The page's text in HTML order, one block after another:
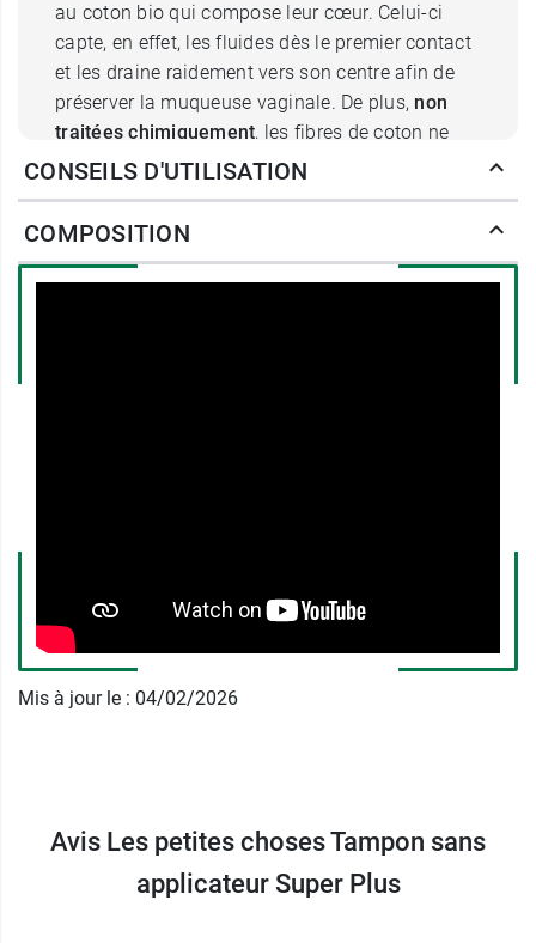
au coton bio qui compose leur cœur. Celui-ci
capte, en effet, les fluides dès le premier contact
et les draine raidement vers son centre afin de
préserver la muqueuse vaginale. De plus, non
traitées chimiquement, les fibres de coton ne
sont ni allergisantes ni porteuses de
déranger le système hormonal. Ces tampons
de Choc Toxique.
Du fait de leur qualité supérieure de rétention des
liquides, ces tampons hygiéniques sans
plus Les petites choses
CONSEILS D'UTILISATION
COMPOSITION
Mis à jour le : 04/02/2026
Avis Les petites choses Tampon sans
applicateur Super Plus